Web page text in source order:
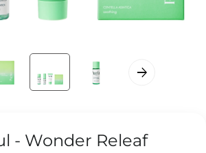
- Wonder Releaf